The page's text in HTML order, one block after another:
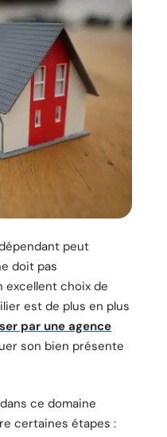
peut
doit pas
excellent choix de
est de plus en plus
par une agence
son bien présente
ce domaine
certaines étapes :